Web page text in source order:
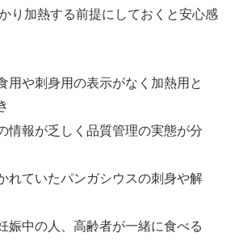
り加熱する前提にしておくと安心感
用や刺身用の表示がなく加熱用と
情報が乏しく品質管理の実態が分
れていたパンガシウスの刺身や解
娠中の人、高齢者が一緒に食べる